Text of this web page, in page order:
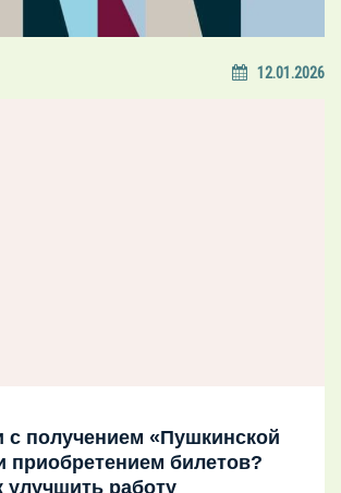
12.01.2026
с получением «Пушкинской
приобретением билетов?
улучшить работу